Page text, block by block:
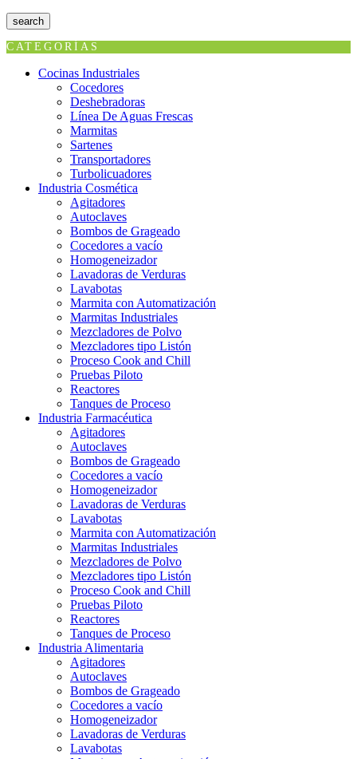
search
CATEGORÍAS
Cocinas Industriales
Cocedores
Deshebradoras
Línea De Aguas Frescas
Marmitas
Sartenes
Transportadores
Turbolicuadores
Industria Cosmética
Agitadores
Autoclaves
Bombos de Grageado
Cocedores a vacío
Homogeneizador
Lavadoras de Verduras
Lavabotas
Marmita con Automatización
Marmitas Industriales
Mezcladores de Polvo
Mezcladores tipo Listón
Proceso Cook and Chill
Pruebas Piloto
Reactores
Tanques de Proceso
Industria Farmacéutica
Agitadores
Autoclaves
Bombos de Grageado
Cocedores a vacío
Homogeneizador
Lavadoras de Verduras
Lavabotas
Marmita con Automatización
Marmitas Industriales
Mezcladores de Polvo
Mezcladores tipo Listón
Proceso Cook and Chill
Pruebas Piloto
Reactores
Tanques de Proceso
Industria Alimentaria
Agitadores
Autoclaves
Bombos de Grageado
Cocedores a vacío
Homogeneizador
Lavadoras de Verduras
Lavabotas